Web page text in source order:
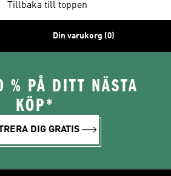
Tillbaka till toppen
Din varukorg (0)
% PÅ DITT NÄSTA
KÖP*
DIG GRATIS